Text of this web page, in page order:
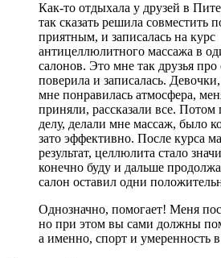
Как-то отдыхала у друзей в
так сказать решила совместить
приятным, и записалась на курс
антицеллюлитного массажа в
салонов. Это мне так друзья про
поверила и записалась.
мне понравилась атмосфера,
приняли, рассказали все. Потом
делу, делали мне массаж, было
зато эффективно. После курса
результат, целлюлита стало
конечно буду и дальше
салон оставил одни
Однозначно, помогает! Меня
но при этом вы сами должны
а именно, спорт и умеренность